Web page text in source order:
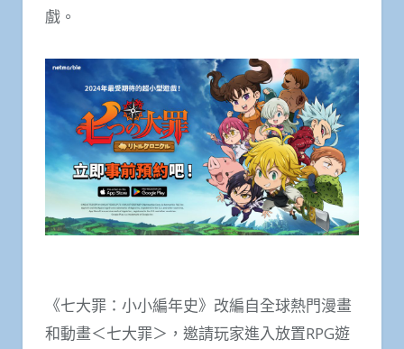
戲。
《七大罪：小小編年史》改編自全球熱門漫畫
和動畫＜七大罪＞，邀請玩家進入放置RPG遊